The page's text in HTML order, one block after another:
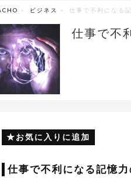
> ビジネス > 仕事で不利になる
仕事で不
お気に入りに追加
仕事で不利になる記憶